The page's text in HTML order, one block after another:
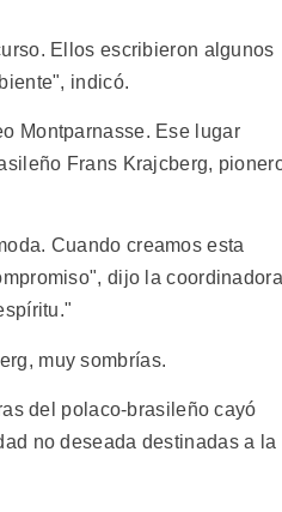
Ellos escribieron algunos
indicó.
Montparnasse. Ese lugar
Frans Krajcberg,
Cuando creamos esta
dijo la coordinadora
muy sombrías.
del polaco-brasileño cayó
no deseada destinadas a la